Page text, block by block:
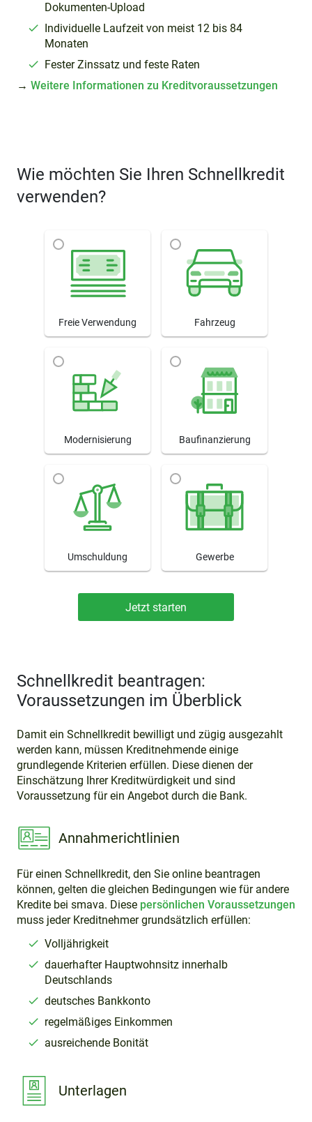
Dokumenten-Upload
Individuelle Laufzeit von meist 12 bis 84
Monaten
Fester Zinssatz und feste Raten
→ Weitere Informationen zu Kreditvoraussetzungen
Wie möchten Sie Ihren Schnellkredit
verwenden?
Freie Verwendung Fahrzeug
Modernisierung Baufinanzierung
Umschuldung Gewerbe
Schnellkredit beantragen:
Voraussetzungen im Überblick
Damit ein Schnellkredit bewilligt und zügig ausgezahlt
werden kann, müssen Kreditnehmende einige
grundlegende Kriterien erfüllen. Diese dienen der
Einschätzung Ihrer Kreditwürdigkeit und sind
Voraussetzung für ein Angebot durch die Bank.
Annahmerichtlinien
Für einen Schnellkredit, den Sie online beantragen
können, gelten die gleichen Bedingungen wie für andere
Kredite bei smava. Diese persönlichen Voraussetzungen
muss jeder Kreditnehmer grundsätzlich erfüllen:
Volljährigkeit
dauerhafter Hauptwohnsitz innerhalb
Deutschlands
deutsches Bankkonto
regelmäßiges Einkommen
ausreichende Bonität
Unterlagen